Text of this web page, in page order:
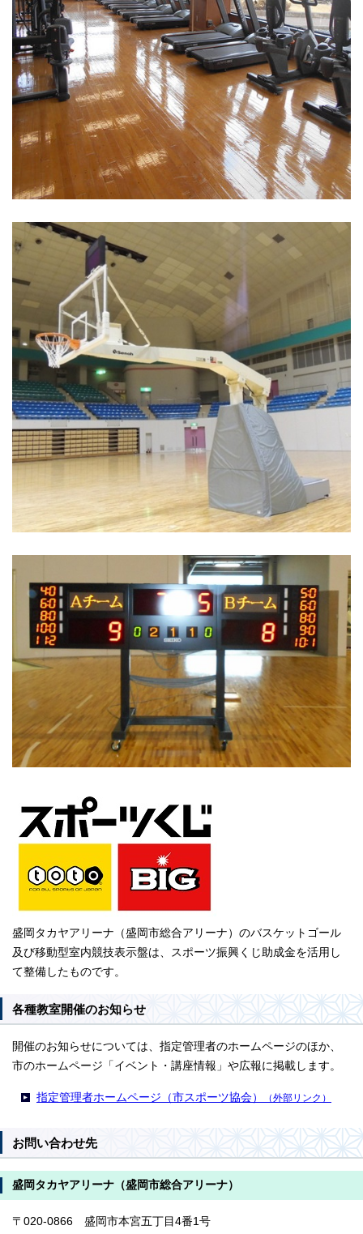
盛岡タカヤアリーナ（盛岡市総合アリーナ）のバスケットゴール
及び移動型室内競技表示盤は、スポーツ振興くじ助成金を活用し
て整備したものです。
各種教室開催のお知らせ
開催のお知らせについては、指定管理者のホームページのほか、
市のホームページ「イベント・講座情報」や広報に掲載します。
指定管理者ホームページ（市スポーツ協会） （外部リンク）
お問い合わせ先
盛岡タカヤアリーナ（盛岡市総合アリーナ）
〒020-0866 盛岡市本宮五丁目4番1号